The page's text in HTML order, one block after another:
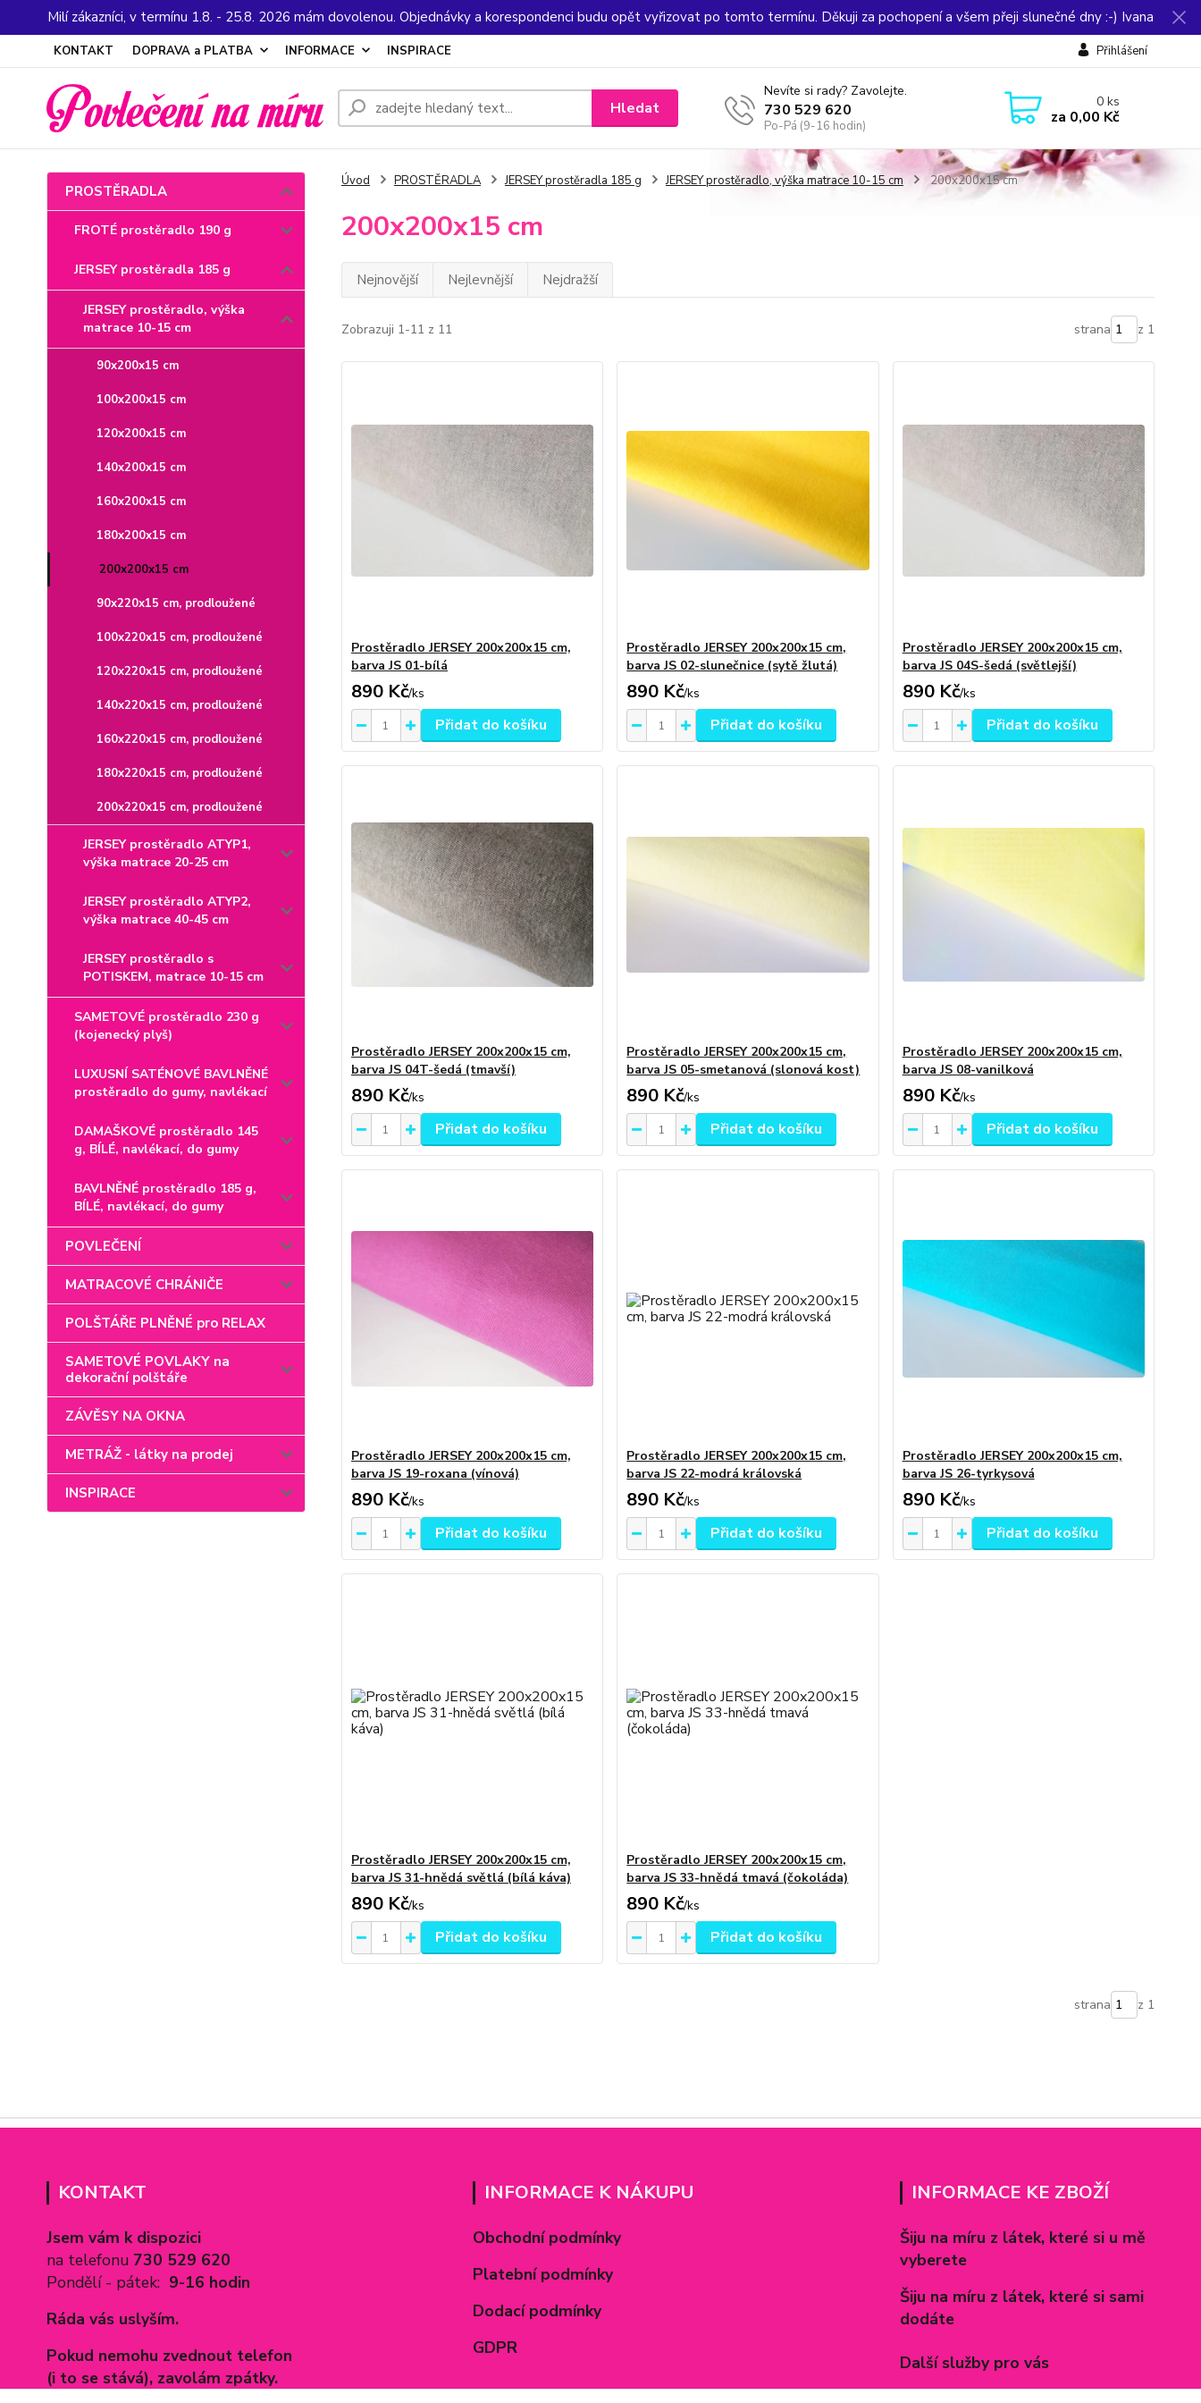
Milí zákazníci, v termínu 1.8. - 25.8. 2026 mám dovolenou. Objednávky a korespondenci budu opět vyřizovat po tomto termínu. Děkuji za pochopení a všem přeji slunečné dny :-) Ivana
KONTAKT DOPRAVA a PLATBA INFORMACE INSPIRACE Přihlášení
Hledat
Nevíte si rady? Zavolejte.
730 529 620
Po-Pá (9-16 hodin)
0ks
za 0,00 Kč
PROSTĚRADLA
FROTÉ prostěradlo 190 g
JERSEY prostěradla 185 g
JERSEY prostěradlo, výška
matrace 10-15 cm
90x200x15 cm
100x200x15 cm
120x200x15 cm
140x200x15 cm
160x200x15 cm
180x200x15 cm
200x200x15 cm
90x220x15 cm, prodloužené
100x220x15 cm, prodloužené
120x220x15 cm, prodloužené
140x220x15 cm, prodloužené
160x220x15 cm, prodloužené
180x220x15 cm, prodloužené
200x220x15 cm, prodloužené
JERSEY prostěradlo ATYP1,
výška matrace 20-25 cm
JERSEY prostěradlo ATYP2,
výška matrace 40-45 cm
JERSEY prostěradlo s
POTISKEM, matrace 10-15 cm
SAMETOVÉ prostěradlo 230 g
(kojenecký plyš)
LUXUSNÍ SATÉNOVÉ BAVLNĚNÉ
prostěradlo do gumy, navlékací
DAMAŠKOVÉ prostěradlo 145
g, BÍLÉ, navlékací, do gumy
BAVLNĚNÉ prostěradlo 185 g,
BÍLÉ, navlékací, do gumy
POVLEČENÍ
MATRACOVÉ CHRÁNIČE
POLŠTÁŘE PLNĚNÉ pro RELAX
SAMETOVÉ POVLAKY na
dekorační polštáře
ZÁVĚSY NA OKNA
METRÁŽ - látky na prodej
INSPIRACE
Úvod PROSTĚRADLA JERSEY prostěradla 185 g JERSEY prostěradlo, výška matrace 10-15 cm 200x200x15 cm
200x200x15 cm
Nejnovější Nejlevnější Nejdražší
Zobrazuji 1-11 z 11 strana z 1
Prostěradlo JERSEY 200x200x15 cm,
barva JS 01-bílá
890 Kč/ks
Přidat do košíku
Prostěradlo JERSEY 200x200x15 cm,
barva JS 02-slunečnice (sytě žlutá)
890 Kč/ks
Přidat do košíku
Prostěradlo JERSEY 200x200x15 cm,
barva JS 04S-šedá (světlejší)
890 Kč/ks
Přidat do košíku
Prostěradlo JERSEY 200x200x15 cm,
barva JS 04T-šedá (tmavší)
890 Kč/ks
Přidat do košíku
Prostěradlo JERSEY 200x200x15 cm,
barva JS 05-smetanová (slonová kost)
890 Kč/ks
Přidat do košíku
Prostěradlo JERSEY 200x200x15 cm,
barva JS 08-vanilková
890 Kč/ks
Přidat do košíku
Prostěradlo JERSEY 200x200x15 cm,
barva JS 19-roxana (vínová)
890 Kč/ks
Přidat do košíku
Prostěradlo JERSEY 200x200x15 cm,
barva JS 22-modrá královská
890 Kč/ks
Přidat do košíku
Prostěradlo JERSEY 200x200x15 cm,
barva JS 26-tyrkysová
890 Kč/ks
Přidat do košíku
Prostěradlo JERSEY 200x200x15 cm,
barva JS 31-hnědá světlá (bílá káva)
890 Kč/ks
Přidat do košíku
Prostěradlo JERSEY 200x200x15 cm,
barva JS 33-hnědá tmavá (čokoláda)
890 Kč/ks
Přidat do košíku
strana z 1
KONTAKT
Jsem vám k dispozici
na telefonu 730 529 620
Pondělí - pátek: 9-16 hodin
Ráda vás uslyším.
Pokud nemohu zvednout telefon
(i to se stává), zavolám zpátky.
INFORMACE K NÁKUPU
Obchodní podmínky
Platební podmínky
Dodací podmínky
GDPR
INFORMACE KE ZBOŽÍ
Šiju na míru z látek, které si u mě
vyberete
Šiju na míru z látek, které si sami
dodáte
Další služby pro vás